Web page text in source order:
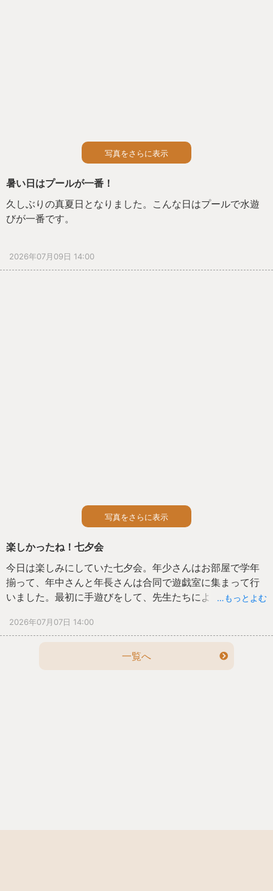
写真をさらに表示
暑い日はプールが一番！
久しぶりの真夏日となりました。こんな日はプールで水遊
びが一番です。
2026年07月09日 14:00
写真をさらに表示
楽しかったね！七夕会
今日は楽しみにしていた七夕会。年少さんはお部屋で学年
揃って、年中さんと年長さんは合同で遊戯室に集まって行
いました。最初に手遊びをして、先生たちによる織姫と彦
なで楽しく歌いました。最後に、おやつをいただきまし
…もっとよむ
2026年07月07日 14:00
一覧へ